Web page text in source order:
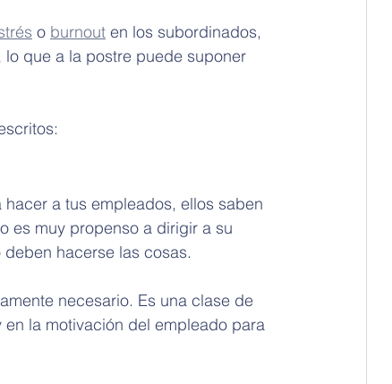
o burnout en los subordinados,
que a la postre puede suponer
a tus empleados, ellos saben
es muy propenso a dirigir a su
hacerse las cosas.
necesario. Es una clase de
la motivación del empleado para